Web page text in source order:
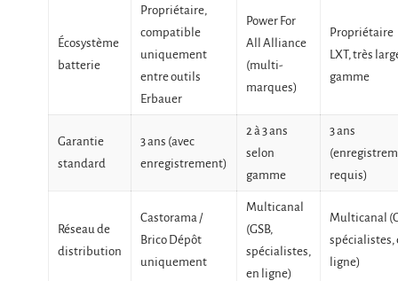
Écosystème
batterie
Propriétaire,
compatible
uniquement
entre outils
Erbauer
Power For
All Alliance
(multi-
marques)
Propriétaire
LXT, très
gamme
Garantie
standard
3 ans (avec
enregistrement)
2 à 3 ans
selon
gamme
3 ans
requis)
Réseau de
distribution
Castorama /
Brico Dépôt
uniquement
Multicanal
(GSB,
spécialistes,
en ligne)
Multicanal
spécialistes,
ligne)